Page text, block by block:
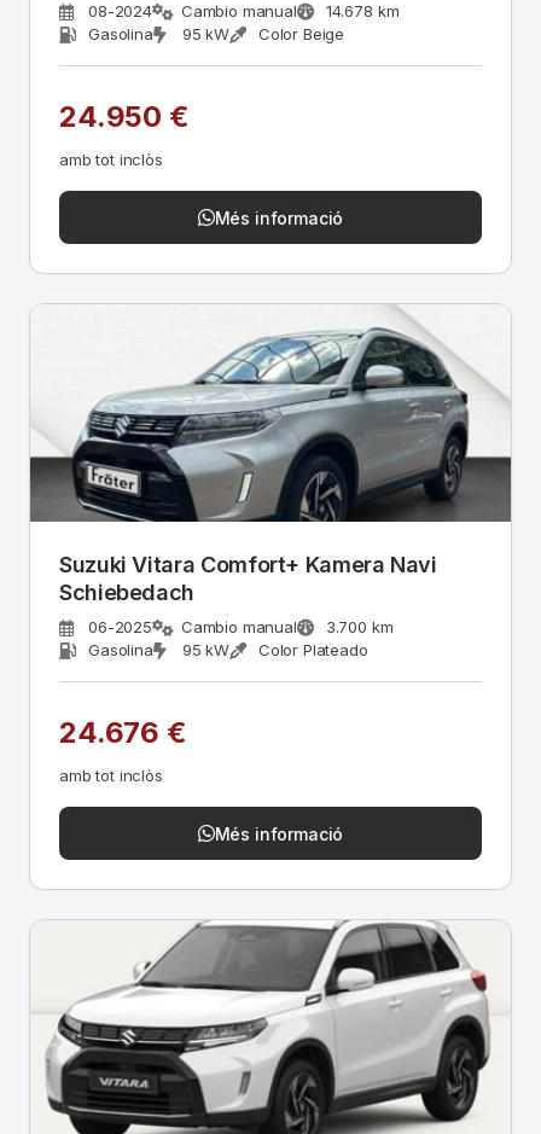
08-2024 Cambio manual
14.678 km
Gasolina
95 kW Color Beige
24.950 €
amb tot inclòs
Més informació
Suzuki Vitara Comfort+ Kamera Navi
Schiebedach
06-2025 Cambio manual
3.700 km
Gasolina
95 kW Color Plateado
24.676 €
amb tot inclòs
Més informació